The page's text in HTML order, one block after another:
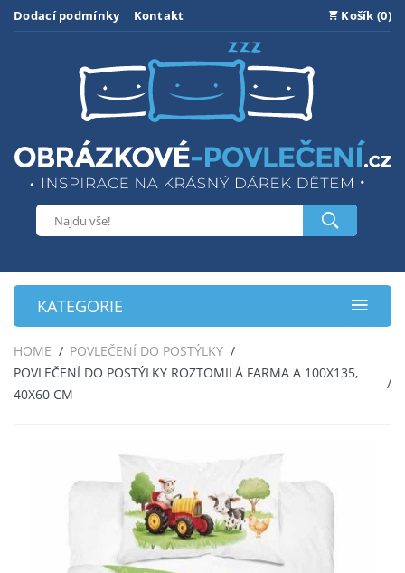
Dodací podmínky Kontakt Košík (0)
KATEGORIE
HOME
POVLEČENÍ DO POSTÝLKY
POVLEČENÍ DO POSTÝLKY ROZTOMILÁ FARMA A 100X135,
40X60 CM